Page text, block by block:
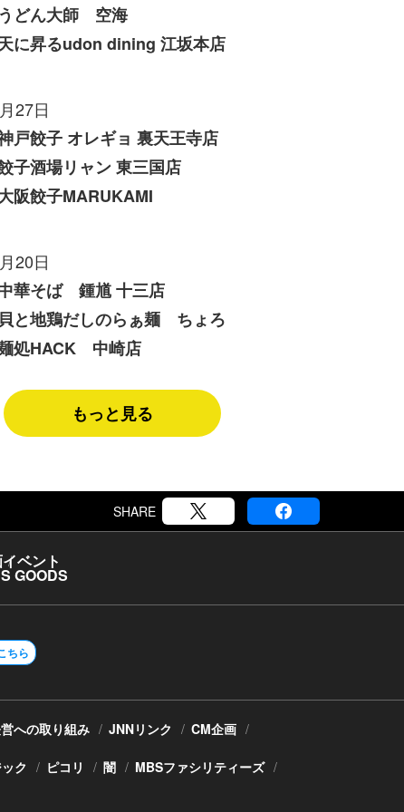
うどん大師 空海
に昇るudon dining 江坂本店
27日
戸餃子 オレギョ 裏天王寺店
子酒場リャン 東三国店
阪餃子MARUKAMI
20日
華そば 鍾馗 十三店
と地鶏だしのらぁ麺 ちょろ
処HACK 中崎店
もっと見る
SHARE
イベント
GOODS
ちら
への取り組み JNNリンク CM企画
ク ピコリ 闇 MBSファシリティーズ